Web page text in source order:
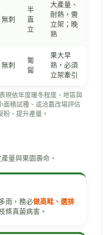
無刺
半
直
立
大產量、
耐熱，需
立架；晚
熟
無刺
匍
匐
果大早
熟，必須
立架牽引
現依年度暖冬程度、地區與
面積試種、或洽農改場評估
粉、提升產量。
量與果園壽命。
雨，務必做高畦、選排
條真菌病害。